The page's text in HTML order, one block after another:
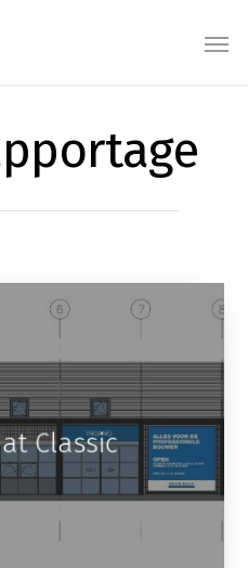
Classic